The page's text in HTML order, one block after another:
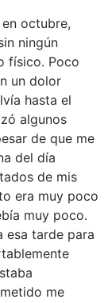
octubre,
ningún
físico. Poco
un dolor
hasta el
algunos
de que me
del día
de mis
era muy poco
muy poco.
esa tarde para
me